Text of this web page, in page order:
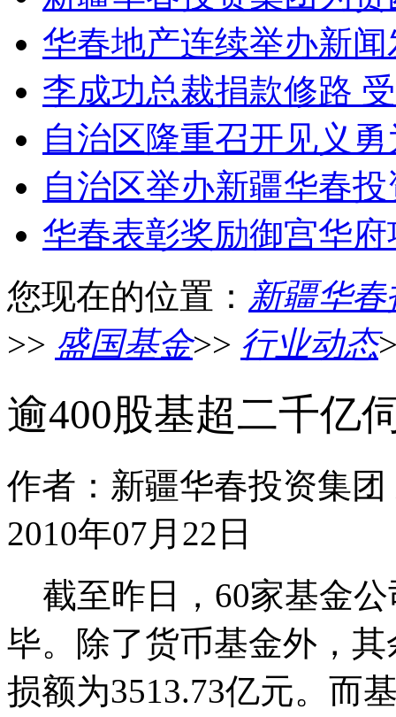
华春地产连续举办新
李成功总裁捐款修路
自治区隆重召开见义
自治区举办新疆华春
华春表彰奖励御宫华
您现在的位置： 新疆华
>> 盛国基金>> 行业动态
逾400股基超二千亿
作者：新疆华春投资集
2010年07月22日
截至昨日，60家基金
毕。除了货币基金外，
损额为3513.73亿元。而